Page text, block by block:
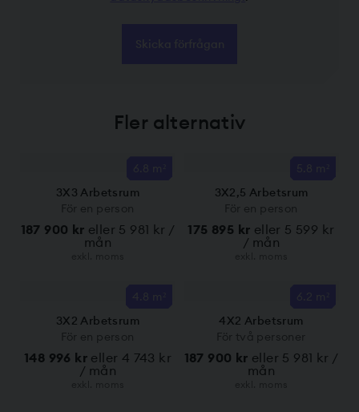
Fler alternativ
3X3 Arbetsrum
För en person
187 900 kr eller 5 981 kr /
mån
3X2,5 Arbetsrum
För en person
175 895 kr eller 5 599 kr
/ mån
3X2 Arbetsrum
För en person
148 996 kr eller 4 743 kr
/ mån
4X2 Arbetsrum
För två personer
187 900 kr eller 5 981 kr /
mån